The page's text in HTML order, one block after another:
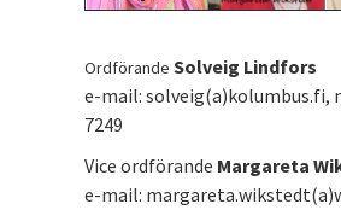
Ordförande Solveig Lindfors
e-mail: solveig(a)kolumbus.fi,
7249
Vice ordförande Margareta
e-mail: